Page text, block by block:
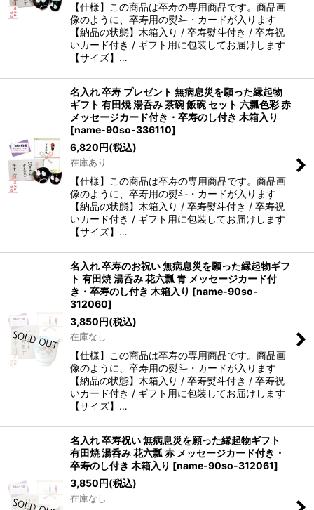
【仕様】この商品は卒寿の専用商品です。商品画
像のように、卒寿用の熨斗・カードが入ります
【納品の状態】木箱入り / 卒寿熨斗付き / 卒寿祝
いカード付き / ギフト用に包装してお届けします
【サイズ】…
名入れ 卒寿 プレゼント 無病息災を願った縁起物
ギフト 有田焼 湯呑み 茶碗 飯碗 セット 六瓢色彩 赤
メッセージカード付き・卒寿のし付き 木箱入り
[name-90so-336110]
6,820円(税込)
在庫あり
【仕様】この商品は卒寿の専用商品です。商品画
像のように、卒寿用の熨斗・カードが入ります
【納品の状態】木箱入り / 卒寿熨斗付き / 卒寿祝
いカード付き / ギフト用に包装してお届けします
【サイズ】…
名入れ 卒寿のお祝い 無病息災を願った縁起物ギフ
ト 有田焼 湯呑み 花六瓢 青 メッセージカード付
き・卒寿のし付き 木箱入り [name-90so-
312060]
3,850円(税込)
在庫なし
【仕様】この商品は卒寿の専用商品です。商品画
像のように、卒寿用の熨斗・カードが入ります
【納品の状態】木箱入り / 卒寿熨斗付き / 卒寿祝
いカード付き / ギフト用に包装してお届けします
【サイズ】…
名入れ 卒寿祝い 無病息災を願った縁起物ギフト
有田焼 湯呑み 花六瓢 赤 メッセージカード付き・
卒寿のし付き 木箱入り [name-90so-312061]
3,850円(税込)
在庫なし